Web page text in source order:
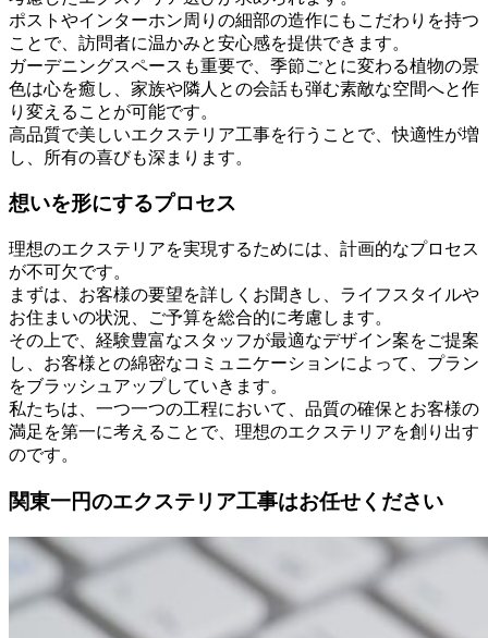
ポストやインターホン周りの細部の造作にもこだわりを持つ
ことで、訪問者に温かみと安心感を提供できます。
ガーデニングスペースも重要で、季節ごとに変わる植物の景
色は心を癒し、家族や隣人との会話も弾む素敵な空間へと作
り変えることが可能です。
高品質で美しいエクステリア工事を行うことで、快適性が増
し、所有の喜びも深まります。
想いを形にするプロセス
理想のエクステリアを実現するためには、計画的なプロセス
が不可欠です。
まずは、お客様の要望を詳しくお聞きし、ライフスタイルや
お住まいの状況、ご予算を総合的に考慮します。
その上で、経験豊富なスタッフが最適なデザイン案をご提案
し、お客様との綿密なコミュニケーションによって、プラン
をブラッシュアップしていきます。
私たちは、一つ一つの工程において、品質の確保とお客様の
満足を第一に考えることで、理想のエクステリアを創り出す
のです。
関東一円のエクステリア工事はお任せください